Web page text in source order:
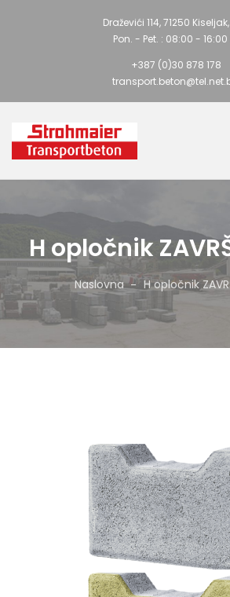
Draževići 114, 71250
Pon. - Pet. : 08:00 - 16:00
+387 (0)30 878 178
H opločnik
Naslovna H opločnik